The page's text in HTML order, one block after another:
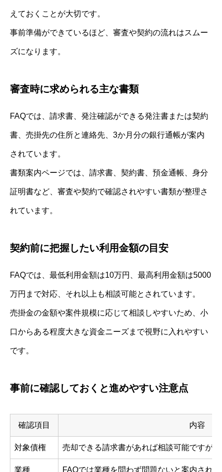
えておくことが大切です。
事前準備ができているほど、審査や契約の流れはスムー
ズになります。
審査時に求められる主な書類
FAQでは、請求書、発注確認ができる発注書または契約
書、売掛先の住所と連絡先、3か月分の銀行通帳が案内
されています。
書類案内ページでは、請求書、契約書、預金通帳、身分
証明書など、審査や契約で確認されやすい書類が整理さ
れています。
契約前に把握したい利用金額の目安
FAQでは、最低利用金額は10万円、最高利用金額は5000
万円まで対応、それ以上も相談可能とされています。
売掛金の金額や案件規模に応じて相談しやすいため、小
口からある程度大きな資金ニーズまで視野に入れやすい
です。
事前に確認しておくと進めやすい注意点
確認項目 内容
対象債権 売却できる請求書があれば相談可能ですが
業種 FAQでは業種を問わず問題ないと案内され